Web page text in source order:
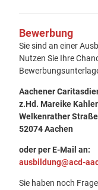
Bewerbung
Sie sind an einer
Nutzen Sie Ihre
Aachener
z.Hd. Mareike
Welkenrather
52074 Aachen
oder per E-Mail an:
ausbildung@acd-
Sie haben noch